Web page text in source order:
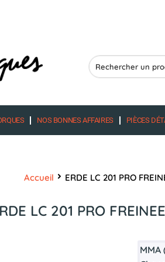
Search
...
NOS BONNES AFFAIRES PIÈCES
LC 201 PRO
Accueil ERDE LC 201 PRO